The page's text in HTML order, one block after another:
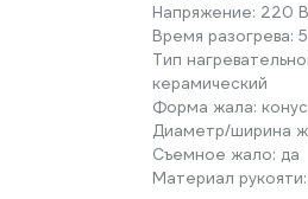
Напряжение: 220 В
Время разогрева:
Тип
керамический
Форма жала: конус
Диаметр/ширина
Съемное жало: да
Материал рукояти: